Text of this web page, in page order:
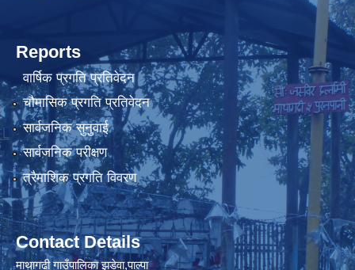
Reports
वार्षिक प्रगति प्रतिवेदन
चौमासिक प्रगति प्रतिवेदन
सार्वजनिक सुनुवाई
सार्वजनिक परीक्षण
त्रैमाशिक प्रगति विवरण
Contact Details
माथागढी गाउँपालिका झडेवा,पाल्पा